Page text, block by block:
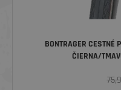
BONTRAGER CESTNÉ
ČIERNA/